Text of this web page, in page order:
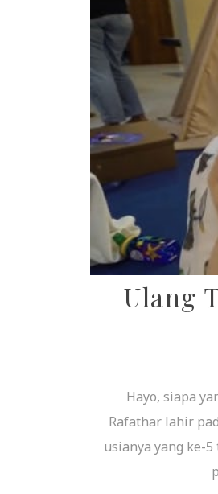
Ulang
Hayo, siapa
Rafathar lahir
usianya yang ke-